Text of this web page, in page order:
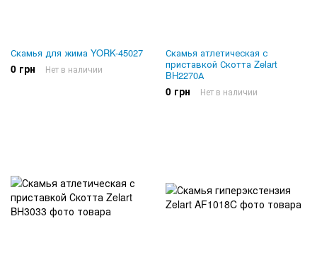
Скамья для жима YORK-45027
0 грн Нет в наличии
Скамья атлетическая с
приставкой Скотта Zelart
BH2270А
0 грн Нет в наличии